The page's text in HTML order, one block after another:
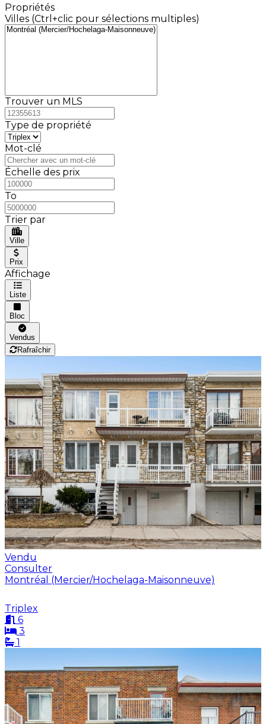
Propriétés
Villes (Ctrl+clic pour sélections multiples)
Trouver un MLS
Type de propriété
Mot-clé
Échelle des prix
To
Trier par
Ville
Prix
Affichage
Liste
Bloc
Vendus
Rafraîchir
Vendu
Consulter
Montréal (Mercier/Hochelaga-Maisonneuve)
Triplex
6
3
1